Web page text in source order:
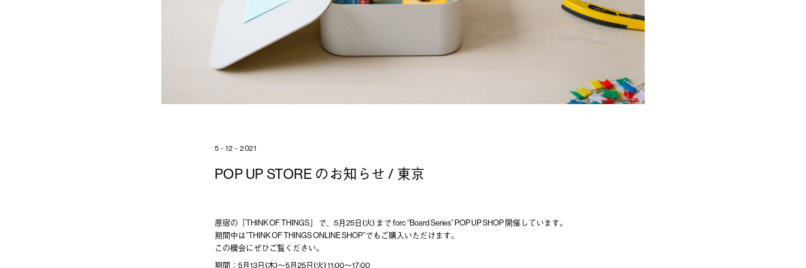
5 - 12 - 2021
POP UP STORE のお知らせ / 東京
原宿の「THINK OF THINGS」 で、5月25日(火) まで forc “Board Series” POP UP SHOP 開催しています。
期間中は”THINK OF THINGS ONLINE SHOP”でもご購入いただけます。
この機会にぜひご覧ください。
期間：5月13日(木)～5月25日(火) 11:00～17:00